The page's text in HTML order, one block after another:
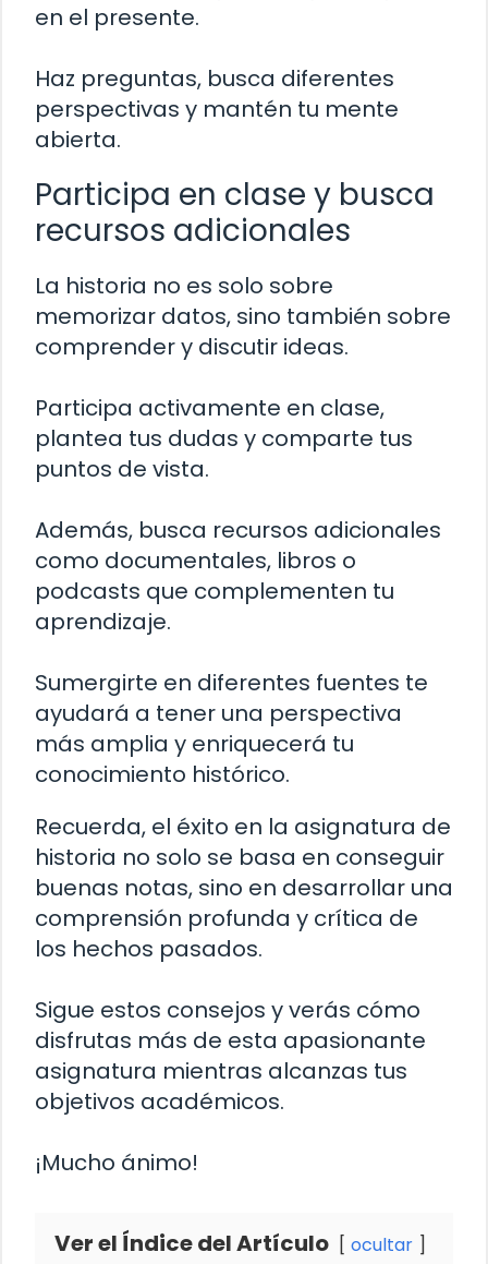
en el presente.
Haz preguntas, busca diferentes
perspectivas y mantén tu mente
abierta.
Participa en clase y busca
recursos adicionales
La historia no es solo sobre
memorizar datos, sino también sobre
comprender y discutir ideas.
Participa activamente en clase,
plantea tus dudas y comparte tus
puntos de vista.
Además, busca recursos adicionales
como documentales, libros o
podcasts que complementen tu
aprendizaje.
Sumergirte en diferentes fuentes te
ayudará a tener una perspectiva
más amplia y enriquecerá tu
conocimiento histórico.
Recuerda, el éxito en la asignatura de
historia no solo se basa en conseguir
buenas notas, sino en desarrollar una
comprensión profunda y crítica de
los hechos pasados.
Sigue estos consejos y verás cómo
disfrutas más de esta apasionante
asignatura mientras alcanzas tus
objetivos académicos.
¡Mucho ánimo!
Ver el Índice del Artículo ocultar